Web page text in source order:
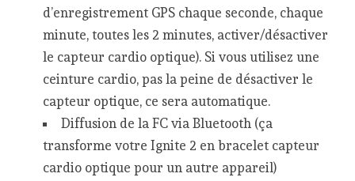
d’enregistrement GPS chaque seconde, chaque
minute, toutes les 2 minutes, activer/désactiver
le capteur cardio optique). Si vous utilisez une
ceinture cardio, pas la peine de désactiver le
capteur optique, ce sera automatique.
Diffusion de la FC via Bluetooth (ça
transforme votre Ignite 2 en bracelet capteur
cardio optique pour un autre appareil)